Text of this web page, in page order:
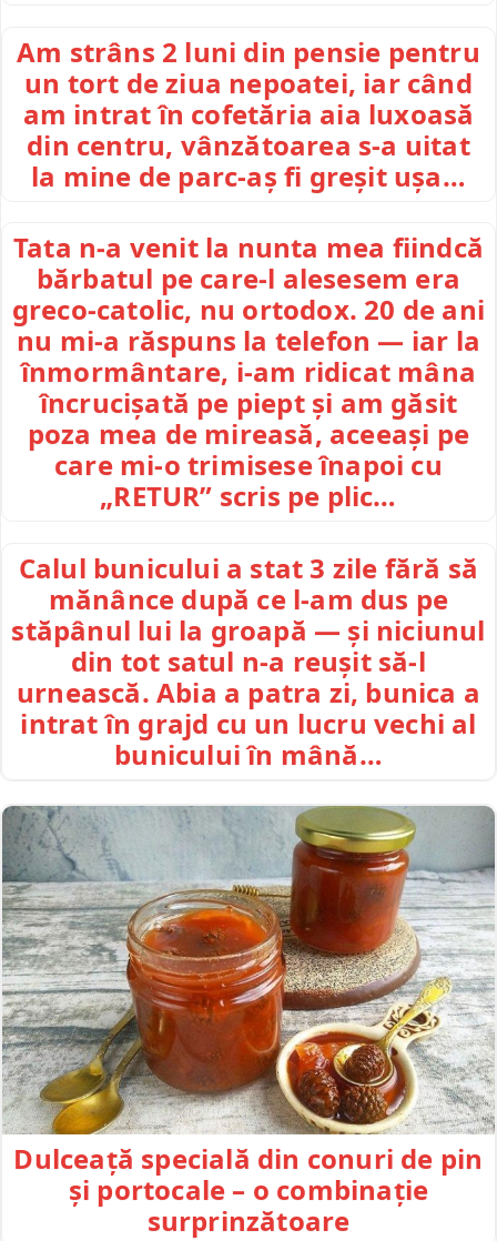
Am strâns 2 luni din pensie pentru
un tort de ziua nepoatei, iar când
am intrat în cofetăria aia luxoasă
din centru, vânzătoarea s-a uitat
la mine de parc-aș fi greșit ușa…
Tata n-a venit la nunta mea fiindcă
bărbatul pe care-l alesesem era
greco-catolic, nu ortodox. 20 de ani
nu mi-a răspuns la telefon — iar la
înmormântare, i-am ridicat mâna
încrucișată pe piept și am găsit
poza mea de mireasă, aceeași pe
care mi-o trimisese înapoi cu
„RETUR” scris pe plic…
Calul bunicului a stat 3 zile fără să
mănânce după ce l-am dus pe
stăpânul lui la groapă — și niciunul
din tot satul n-a reușit să-l
urnească. Abia a patra zi, bunica a
intrat în grajd cu un lucru vechi al
bunicului în mână…
Dulceață specială din conuri de pin
și portocale – o combinație
surprinzătoare